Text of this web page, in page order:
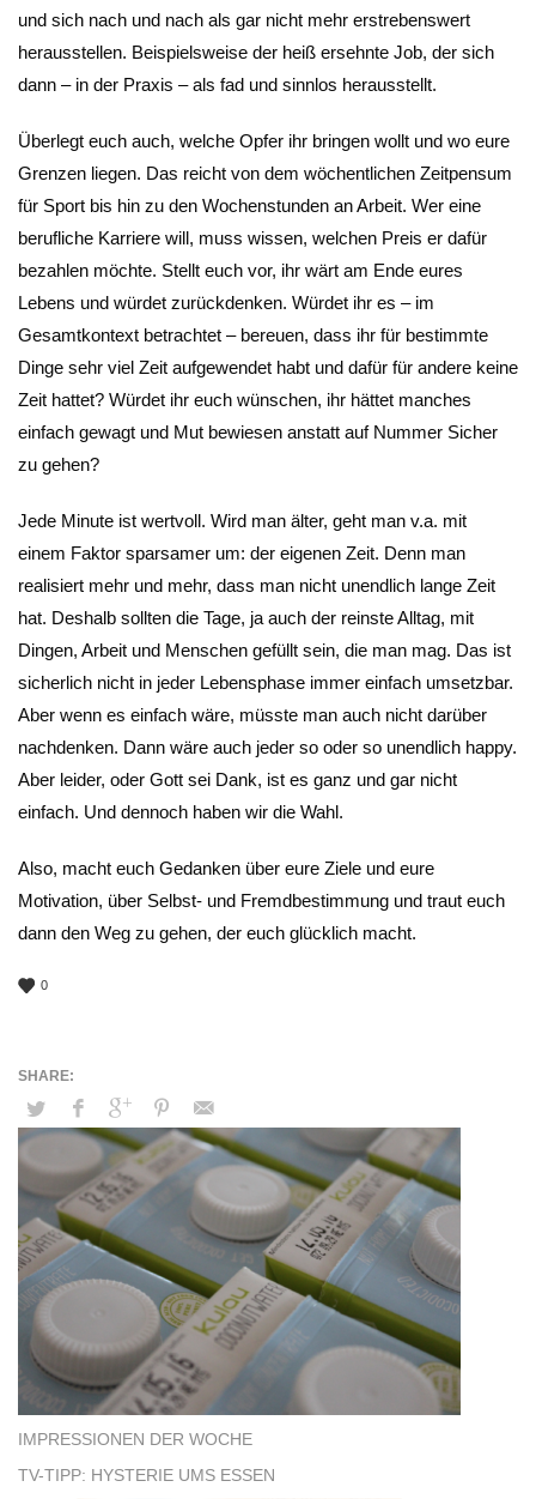
und sich nach und nach als gar nicht mehr erstrebenswert
herausstellen. Beispielsweise der heiß ersehnte Job, der sich
dann – in der Praxis – als fad und sinnlos herausstellt.
Überlegt euch auch, welche Opfer ihr bringen wollt und wo eure
Grenzen liegen. Das reicht von dem wöchentlichen Zeitpensum
für Sport bis hin zu den Wochenstunden an Arbeit. Wer eine
berufliche Karriere will, muss wissen, welchen Preis er dafür
bezahlen möchte. Stellt euch vor, ihr wärt am Ende eures
Lebens und würdet zurückdenken. Würdet ihr es – im
Gesamtkontext betrachtet – bereuen, dass ihr für bestimmte
Dinge sehr viel Zeit aufgewendet habt und dafür für andere keine
Zeit hattet? Würdet ihr euch wünschen, ihr hättet manches
einfach gewagt und Mut bewiesen anstatt auf Nummer Sicher
zu gehen?
Jede Minute ist wertvoll. Wird man älter, geht man v.a. mit
einem Faktor sparsamer um: der eigenen Zeit. Denn man
realisiert mehr und mehr, dass man nicht unendlich lange Zeit
hat. Deshalb sollten die Tage, ja auch der reinste Alltag, mit
Dingen, Arbeit und Menschen gefüllt sein, die man mag. Das ist
sicherlich nicht in jeder Lebensphase immer einfach umsetzbar.
Aber wenn es einfach wäre, müsste man auch nicht darüber
nachdenken. Dann wäre auch jeder so oder so unendlich happy.
Aber leider, oder Gott sei Dank, ist es ganz und gar nicht
einfach. Und dennoch haben wir die Wahl.
Also, macht euch Gedanken über eure Ziele und eure
Motivation, über Selbst- und Fremdbestimmung und traut euch
dann den Weg zu gehen, der euch glücklich macht.
0
IMPRESSIONEN DER WOCHE
TV-TIPP: HYSTERIE UMS ESSEN